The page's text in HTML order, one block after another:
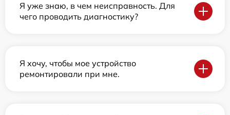
Я уже знаю, в чем неисправность. Для
чего проводить диагностику?
Я хочу, чтобы мое устройство
ремонтировали при мне.